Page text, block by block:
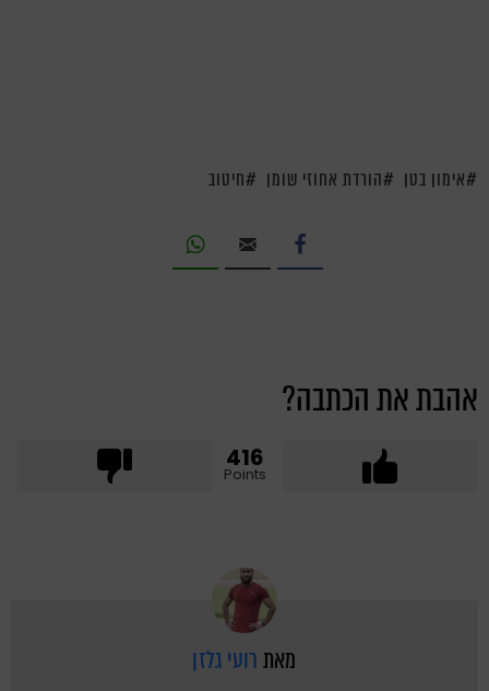
אימון בטן הורדת אחוזי שומן חיטוב
אהבת את הכתבה?
416
Points
מאתרועי גלזן